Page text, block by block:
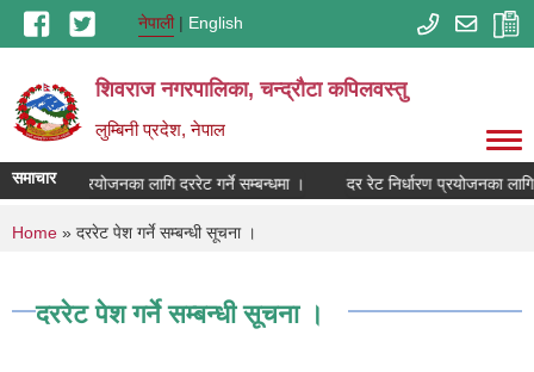
Skip to main contentनेपाली English
शिवराज नगरपालिका, चन्द्राैटा कपिलवस्तु
लुम्बिनी प्रदेश, नेपाल
समाचार
निर्धारण प्रयोजनका लागि दररेट गर्ने सम्बन्धमा । दर रेट निर्धारण प्रयोजनका
You are here
Home » दररेट पेश गर्ने सम्बन्धी सूचना ।
दररेट पेश गर्ने सम्बन्धी सूचना ।